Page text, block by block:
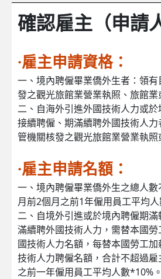
確認雇主（申請
·雇主申請資格：
一、境內聘僱畢業僑外生者：領
發之觀光旅館業營業執照、旅館業
二、自海外引進外國技術人力或於
接續聘僱、期滿續聘外國技術人
管機關核發之觀光旅館業營業執照
·雇主申請名額：
一、境內聘僱畢業僑外生之總人
月前2個月之前1年僱用員工平均人
二、自境外引進或於境內聘僱期
滿續聘外國技術人力，需替本國
國技術人力名額，每替本國勞工
技術人力聘僱名額，合計不超過
之前一年僱用員工平均人數*10%。